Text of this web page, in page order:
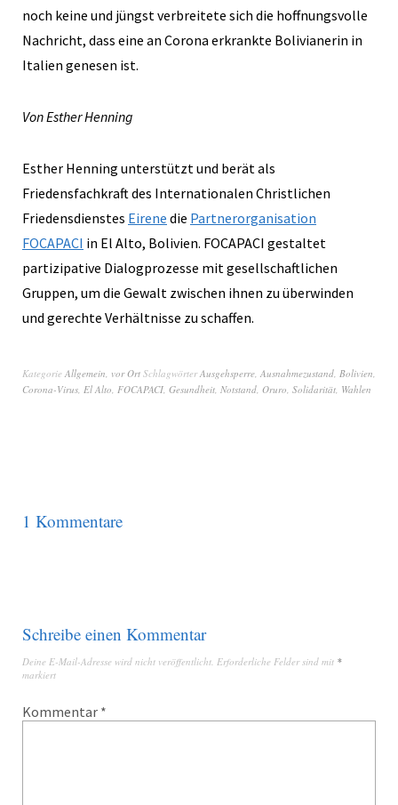
noch keine und jüngst verbreitete sich die hoffnungsvolle
Nachricht, dass eine an Corona erkrankte Bolivianerin in
Italien genesen ist.
Von Esther Henning
Esther Henning unterstützt und berät als
Friedensfachkraft des Internationalen Christlichen
Friedensdienstes Eirene die Partnerorganisation
FOCAPACI in El Alto, Bolivien. FOCAPACI gestaltet
partizipative Dialogprozesse mit gesellschaftlichen
Gruppen, um die Gewalt zwischen ihnen zu überwinden
und gerechte Verhältnisse zu schaffen.
Kategorie Allgemein, vor Ort SchlagwörterAusgehsperre, Ausnahmezustand, Bolivien,
Corona-Virus, El Alto, FOCAPACI, Gesundheit, Notstand, Oruro, Solidarität, Wahlen
1 Kommentare
Schreibe einen Kommentar
Deine E-Mail-Adresse wird nicht veröffentlicht. Erforderliche Felder sind mit *
markiert
Kommentar *